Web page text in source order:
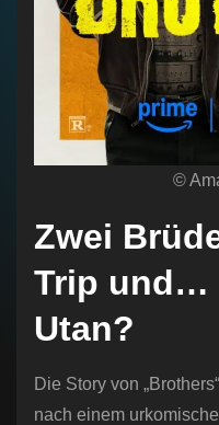
©
Zwei
Trip und…
Utan?
Die Story von
nach einem